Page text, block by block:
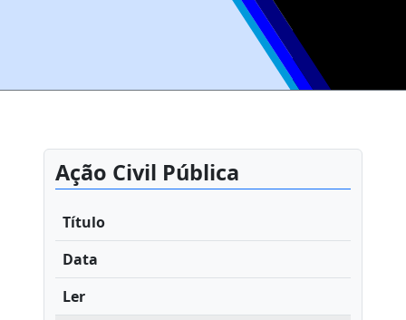
Ação Civil Pública
Título
Data
Ler